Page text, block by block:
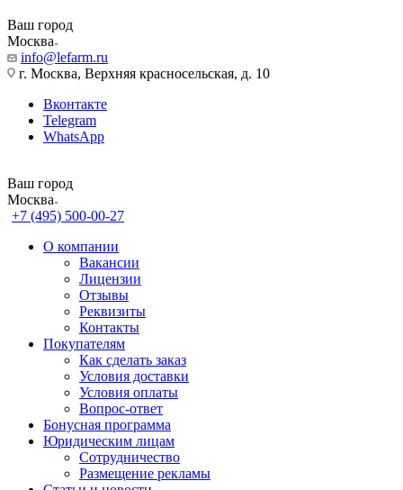
Ваш город
Москва
info@lefarm.ru
г. Москва, Верхняя красносельская, д. 10
Вконтакте
Telegram
WhatsApp
Ваш город
Москва
+7 (495) 500-00-27
О компании
Вакансии
Лицензии
Отзывы
Реквизиты
Контакты
Покупателям
Как сделать заказ
Условия доставки
Условия оплаты
Вопрос-ответ
Бонусная программа
Юридическим лицам
Сотрудничество
Размещение рекламы